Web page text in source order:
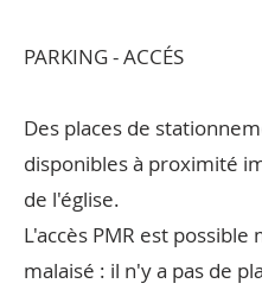
PARKING - ACCÉS
Des places de
disponibles à proximité
de l'église.
L'accès PMR est possible
malaisé : il n'y a pas de